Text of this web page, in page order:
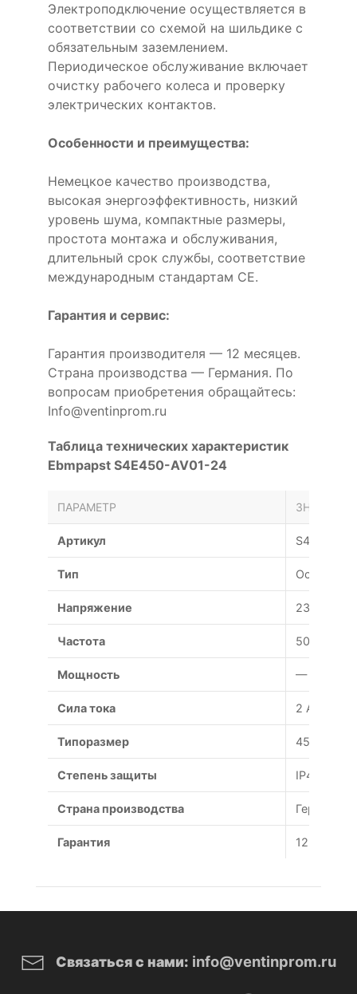
Электроподключение осуществляется в
соответствии со схемой на шильдике с
обязательным заземлением.
Периодическое обслуживание включает
очистку рабочего колеса и проверку
электрических контактов.
Особенности и преимущества:
Немецкое качество производства,
высокая энергоэффективность, низкий
уровень шума, компактные размеры,
простота монтажа и обслуживания,
длительный срок службы, соответствие
международным стандартам CE.
Гарантия и сервис:
Гарантия производителя — 12 месяцев.
Страна производства — Германия. По
вопросам приобретения обращайтесь:
Info@ventinprom.ru
Таблица технических характеристик
Ebmpapst S4E450-AV01-24
ПАРАМЕТР ЗНАЧЕНИЕ
Артикул S4E450-
Тип Осевой
Напряжение 230 В
Частота 50 Гц
Мощность — Вт
Сила тока 2 А
Типоразмер 450 мм
Степень защиты IP44
Страна производства Германия
Гарантия 12
Связаться с нами: info@ventinprom.ru